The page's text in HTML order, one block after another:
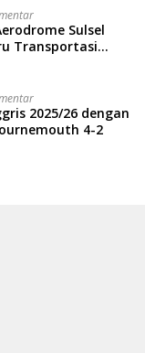
Sulsel
Transportasi
2025/26 dengan
4-2